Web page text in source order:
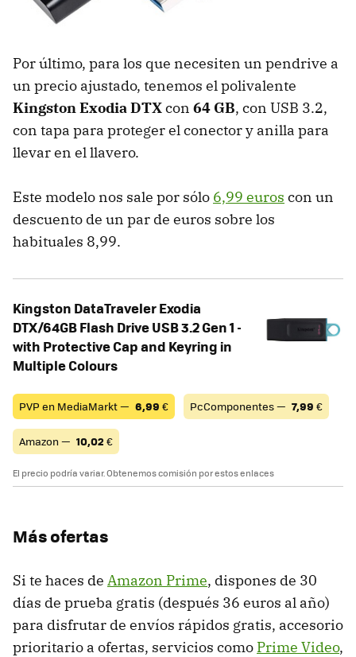
Por último, para los que necesiten un pendrive a
un precio ajustado, tenemos el polivalente
Kingston Exodia DTXcon 64 GB, con USB 3.2,
con tapa para proteger el conector y anilla para
llevar en el llavero.
Este modelo nos sale por sólo 6,99 euros con un
descuento de un par de euros sobre los
habituales 8,99.
Kingston DataTraveler Exodia
DTX/64GB Flash Drive USB 3.2 Gen 1 -
with Protective Cap and Keyring in
Multiple Colours
PVP en MediaMarkt — 6,99 € PcComponentes — 7,99 €
Amazon — 10,02 €
El precio podría variar. Obtenemos comisión por estos enlaces
Más ofertas
Si te haces de Amazon Prime, dispones de 30
días de prueba gratis (después 36 euros al año)
para disfrutar de envíos rápidos gratis, accesorio
prioritario a ofertas, servicios como Prime Video,